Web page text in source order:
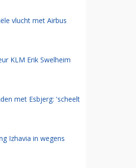
vlucht met Airbus
KLM Erik Swelheim
met Esbjerg: 'scheelt
Izhavia in wegens